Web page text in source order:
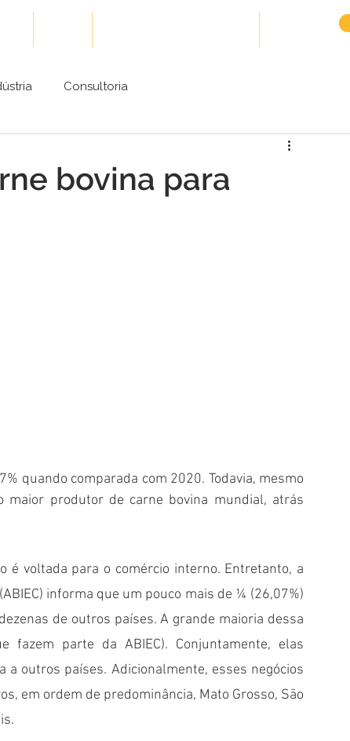
Consultoria
bovina para
quando comparada com 2020. Todavia, mesmo
maior produtor de carne bovina mundial, atrás
(ABIEC) informa que um pouco mais de ¼ (26,07%)
de outros países. A grande maioria dessa
parte da ABIEC). Conjuntamente, elas
outros países. Adicionalmente, esses negócios
em ordem de predominância, Mato Grosso, São